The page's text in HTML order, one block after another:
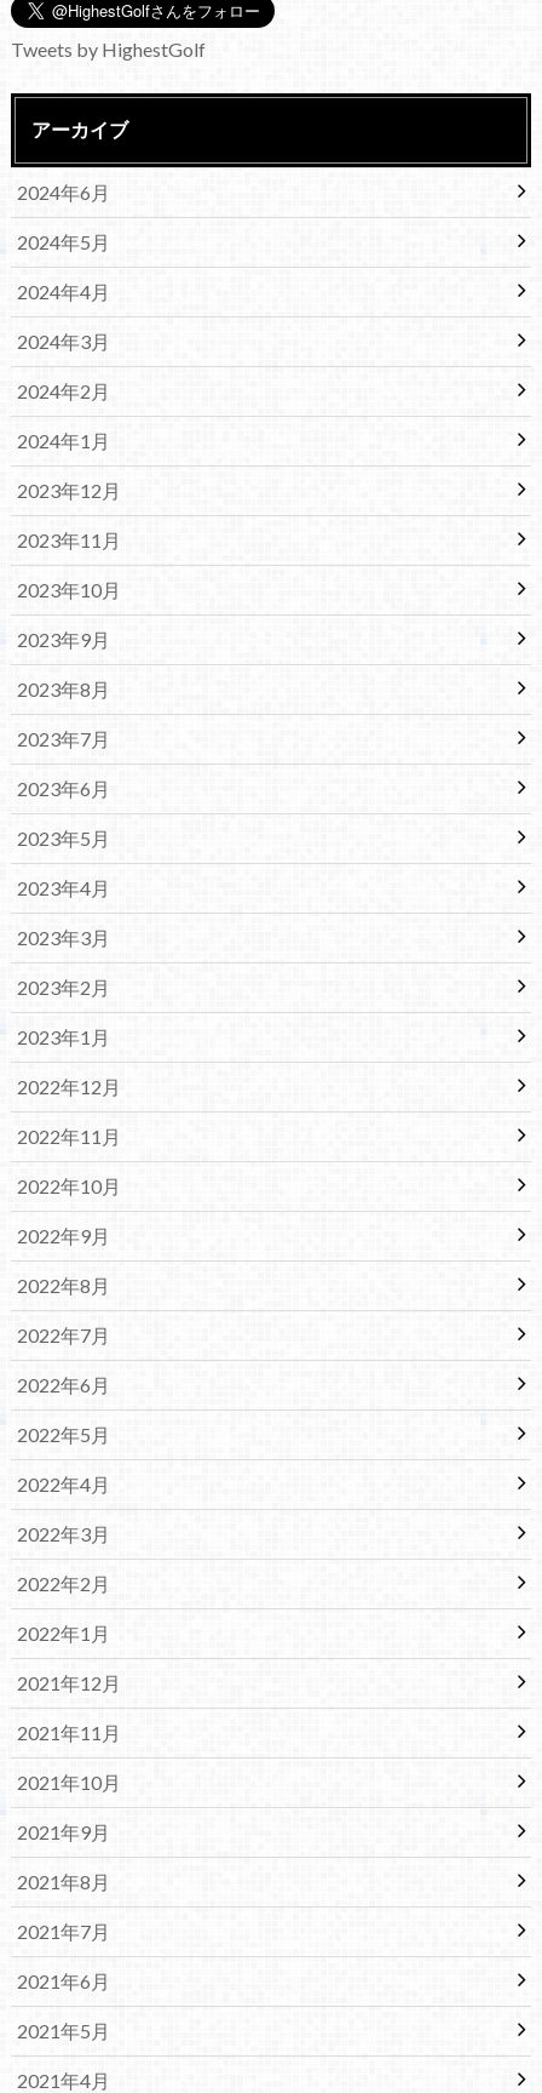
Tweets by HighestGolf
アーカイブ
2024年6月
2024年5月
2024年4月
2024年3月
2024年2月
2024年1月
2023年12月
2023年11月
2023年10月
2023年9月
2023年8月
2023年7月
2023年6月
2023年5月
2023年4月
2023年3月
2023年2月
2023年1月
2022年12月
2022年11月
2022年10月
2022年9月
2022年8月
2022年7月
2022年6月
2022年5月
2022年4月
2022年3月
2022年2月
2022年1月
2021年12月
2021年11月
2021年10月
2021年9月
2021年8月
2021年7月
2021年6月
2021年5月
2021年4月